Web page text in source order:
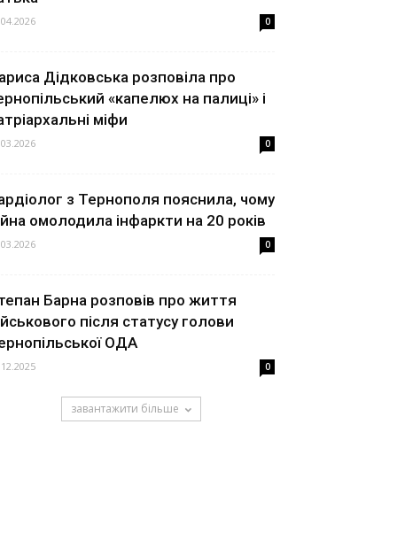
0
Дідковська розповіла про
«капелюх на палиці» і
міфи
0
з Тернополя пояснила, чому
омолодила інфаркти на 20 років
0
Барна розповів про життя
після статусу голови
ОДА
0
завантажити більше